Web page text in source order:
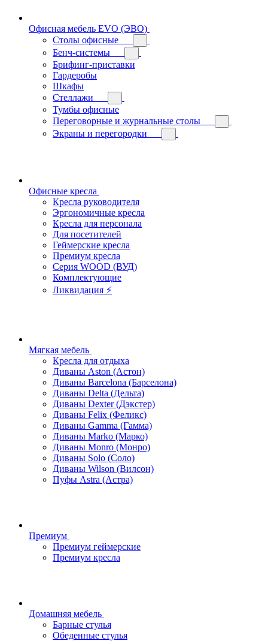
Офисная мебель EVO (ЭВО)
Cтолы офисные
Бенч-системы
Брифинг-приставки
Гардеробы
Шкафы
Стеллажи
Тумбы офисные
Переговорные и журнальные столы
Экраны и перегородки
Офисные кресла
Кресла руководителя
Эргономичные кресла
Кресла для персонала
Для посетителей
Геймерские кресла
Премиум кресла
Серия WOOD (ВУД)
Комплектующие
Ликвидация ⚡
Мягкая мебель
Кресла для отдыха
Диваны Aston (Астон)
Диваны Barcelona (Барселона)
Диваны Delta (Дельта)
Диваны Dexter (Дэкстер)
Диваны Felix (Феликс)
Диваны Gamma (Гамма)
Диваны Marko (Марко)
Диваны Monro (Монро)
Диваны Solo (Соло)
Диваны Wilson (Вилсон)
Пуфы Astra (Астра)
Премиум
Премиум геймерские
Премиум кресла
Домашняя мебель
Барные стулья
Обеденные стулья